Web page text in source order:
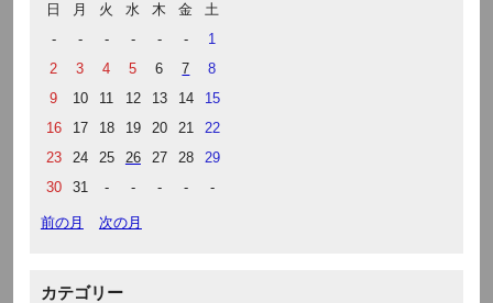
日 月 火 水 木 金
土
-
- - - - -
1
2
3 4 5 6 7
8
9
10 11 12 13 14
15
16
17 18 19 20 21
22
23
24 25 26 27 28
29
30
31 - - - - -
前の月 次の月
カテゴリー